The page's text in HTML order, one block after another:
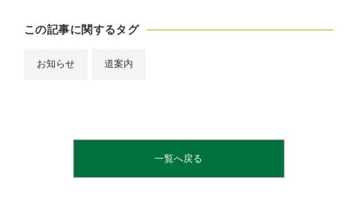
この記事に関するタグ
お知らせ 道案内
一覧へ戻る